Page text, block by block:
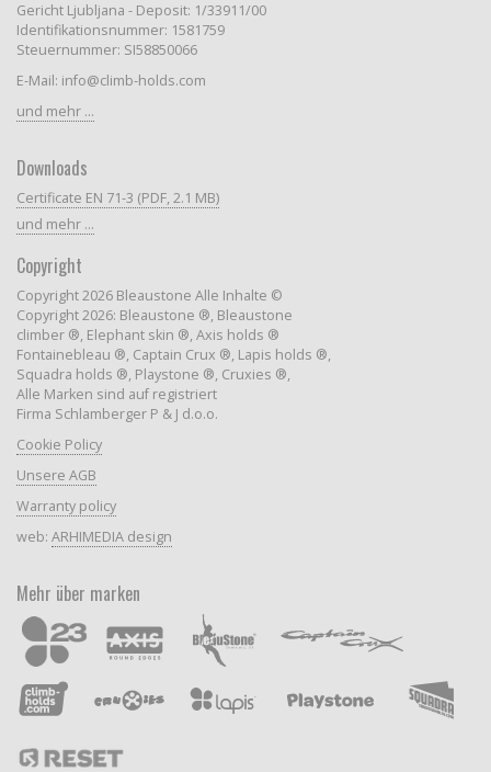
Gericht Ljubljana - Deposit: 1/33911/00
Identifikationsnummer: 1581759
Steuernummer: SI58850066
E-Mail: info@climb-holds.com
und mehr ...
Downloads
Certificate EN 71-3 (PDF, 2.1 MB)
und mehr ...
Copyright
Copyright 2026 Bleaustone Alle Inhalte ©
Copyright 2026: Bleaustone ®, Bleaustone
climber ®, Elephant skin ®, Axis holds ®
Fontainebleau ®, Captain Crux ®, Lapis holds ®,
Squadra holds ®, Playstone ®, Cruxies ®,
Alle Marken sind auf registriert
Firma Schlamberger P & J d.o.o.
Cookie Policy
Unsere AGB
Warranty policy
web: ARHIMEDIA design
Mehr über marken